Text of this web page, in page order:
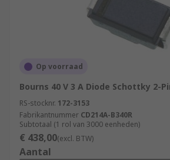
Op voorraad
Bourns 40 V 3 A Diode Schottky 2-
RS-stocknr. 172-3153
Fabrikantnummer CD214A-B340R
Subtotaal (1 rol van 3000 eenheden)
€ 438,00(excl. BTW)
Aantal